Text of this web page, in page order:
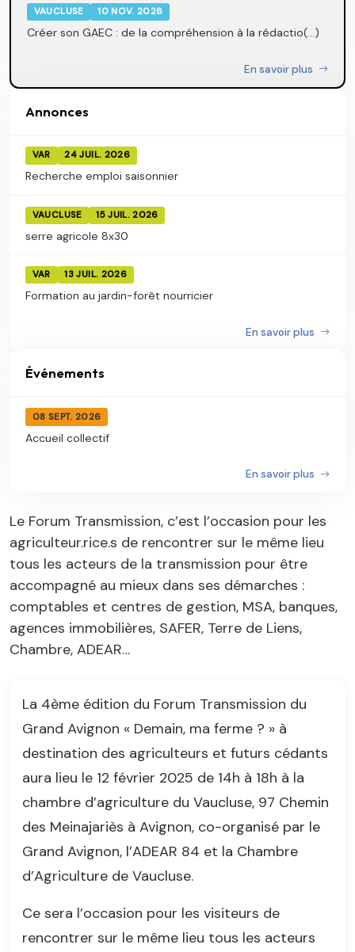
VAUCLUSE 10 NOV. 2026
Créer son GAEC : de la compréhension à la rédactio(...)
En savoir plus
Annonces
VAR 24 JUIL. 2026
Recherche emploi saisonnier
VAUCLUSE 15 JUIL. 2026
serre agricole 8x30
VAR 13 JUIL. 2026
Formation au jardin-forêt nourricier
En savoir plus
Événements
08 SEPT. 2026
Accueil collectif
En savoir plus
Le Forum Transmission, c’est l’occasion pour les
agriculteur.rice.s de rencontrer sur le même lieu
tous les acteurs de la transmission pour être
accompagné au mieux dans ses démarches :
comptables et centres de gestion, MSA, banques,
agences immobilières, SAFER, Terre de Liens,
Chambre, ADEAR…
La 4ème édition du Forum Transmission du
Grand Avignon « Demain, ma ferme ? » à
destination des agriculteurs et futurs cédants
aura lieu le 12 février 2025 de 14h à 18h à la
chambre d’agriculture du Vaucluse, 97 Chemin
des Meinajariès à Avignon, co-organisé par le
Grand Avignon, l’ADEAR 84 et la Chambre
d’Agriculture de Vaucluse.
Ce sera l’occasion pour les visiteurs de
rencontrer sur le même lieu tous les acteurs